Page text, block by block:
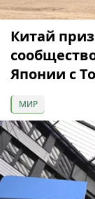
Китай
Японии с
МИР